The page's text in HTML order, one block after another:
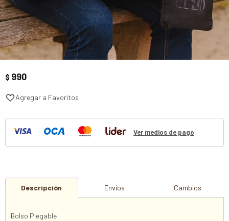
$ 990
Ver medios de pago
Descripción Envíos Cambios
Bolso Plegable